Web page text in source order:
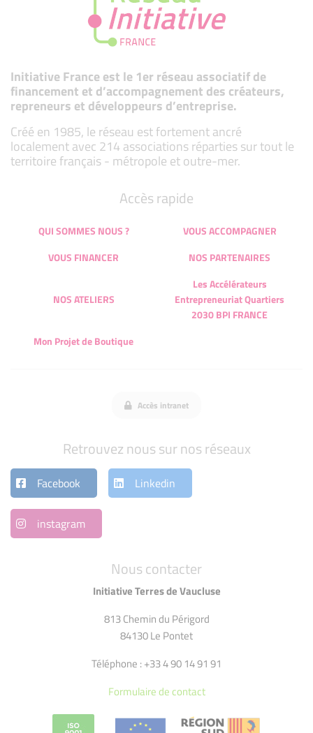
Initiative France est le 1er réseau associatif de
financement et d’accompagnement des créateurs,
repreneurs et développeurs d’entreprise.
Créé en 1985, le réseau est fortement ancré
localement avec 214 associations réparties sur tout le
territoire français - métropole et outre-mer.
Nous contacter
Initiative Terres de Vaucluse
813 Chemin du Périgord
84130 Le Pontet
Téléphone : +33 4 90 14 91 91
Formulaire de contact
Accès rapide
QUI SOMMES NOUS ?
VOUS ACCOMPAGNER
VOUS FINANCER
NOS PARTENAIRES
NOS ATELIERS
Les Accélérateurs
Entrepreneuriat Quartiers
2030 BPI FRANCE
Mon Projet de Boutique
Accès intranet
Retrouvez nous sur nos réseaux
Facebook Linkedin
instagram